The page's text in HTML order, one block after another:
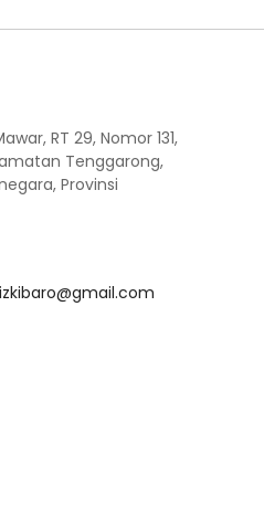
RT 29, Nomor 131,
Tenggarong,
Provinsi